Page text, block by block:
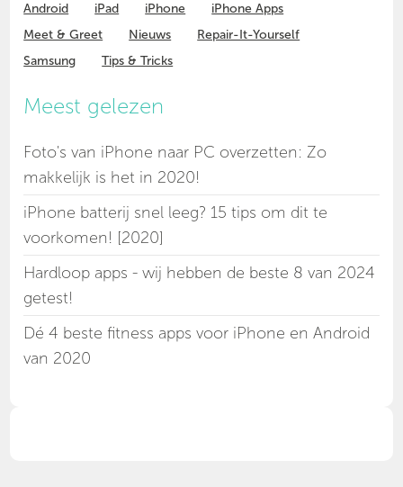
Android iPad iPhone
iPhone Apps
Meet & Greet
Nieuws
Repair-It-Yourself
Samsung
Tips & Tricks
Meest gelezen
Foto's van iPhone naar PC overzetten: Zo
makkelijk is het in 2020!
iPhone batterij snel leeg? 15 tips om dit te
voorkomen! [2020]
Hardloop apps - wij hebben de beste 8 van 2024
getest!
Dé 4 beste fitness apps voor iPhone en Android
van 2020